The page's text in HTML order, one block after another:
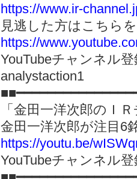
https://www.ir-
見逃した方はこちら
https://
YouTubeチャンネル
analystaction1
「金田一洋次郎のＩ
金田一洋次郎が注目6
https://youtu.be/
YouTubeチャンネル